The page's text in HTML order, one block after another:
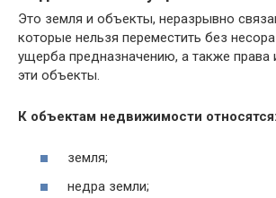
Это земля и объекты, неразрывно
которые нельзя переместить без
ущерба предназначению, а также права
эти объекты.
К объектам недвижимости относятся:
земля;
недра земли;